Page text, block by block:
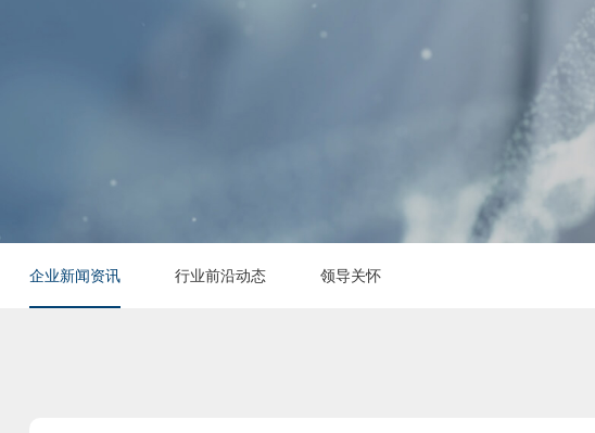
企业新闻资讯 行业前沿动态 领导关怀